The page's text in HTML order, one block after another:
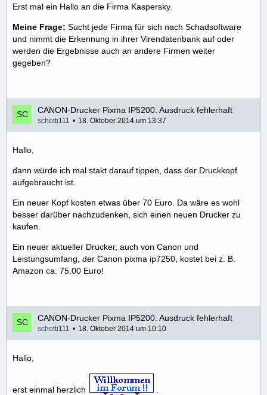
Erst mal ein Hallo an die Firma Kaspersky.
Meine Frage: Sucht jede Firma für sich nach Schadsoftware
und nimmt die Erkennung in ihrer Virendatenbank auf oder
werden die Ergebnisse auch an andere Firmen weiter
gegeben?
CANON-Drucker Pixma IP5200: Ausdruck fehlerhaft
schotti111 18. Oktober 2014 um 13:37
Hallo,
dann würde ich mal stakt darauf tippen, dass der Druckkopf
aufgebraucht ist.
Ein neuer Kopf kosten etwas über 70 Euro. Da wäre es wohl
besser darüber nachzudenken, sich einen neuen Drucker zu
kaufen.
Ein neuer aktueller Drucker, auch von Canon und
Leistungsumfang, der Canon pixma ip7250, kostet bei z. B.
Amazon ca. 75.00 Euro!
CANON-Drucker Pixma IP5200: Ausdruck fehlerhaft
schotti111 18. Oktober 2014 um 10:10
Hallo,
erst einmal herzlich